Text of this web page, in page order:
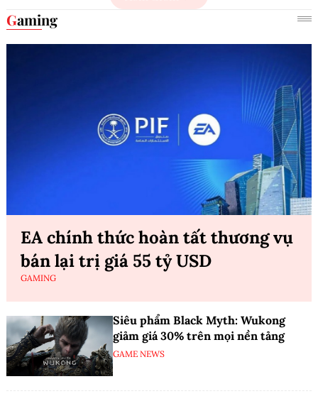
Gaming
EA chính thức hoàn tất thương vụ
bán lại trị giá 55 tỷ USD
GAMING
Siêu phẩm Black Myth: Wukong
giảm giá 30% trên mọi nền tảng
GAME NEWS